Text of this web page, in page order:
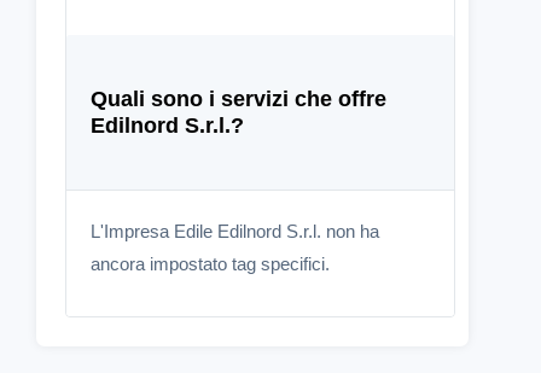
Quali sono i servizi che offre
Edilnord S.r.l.?
L'Impresa Edile Edilnord S.r.l. non ha
ancora impostato tag specifici.